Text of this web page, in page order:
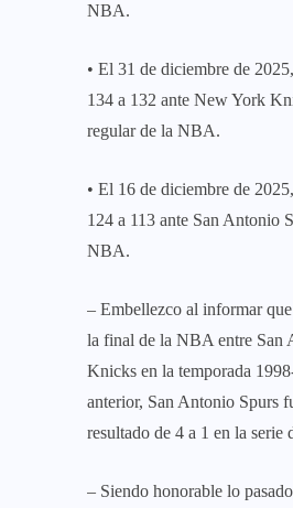
NBA.
• El 31 de diciembre de
134 a 132 ante New York
regular de la NBA.
• El 16 de diciembre de
124 a 113 ante San Antonio
NBA.
– Embellezco al informar
la final de la NBA entre San
Knicks en la temporada
anterior, San Antonio Spurs
resultado de 4 a 1 en la serie
– Siendo honorable lo